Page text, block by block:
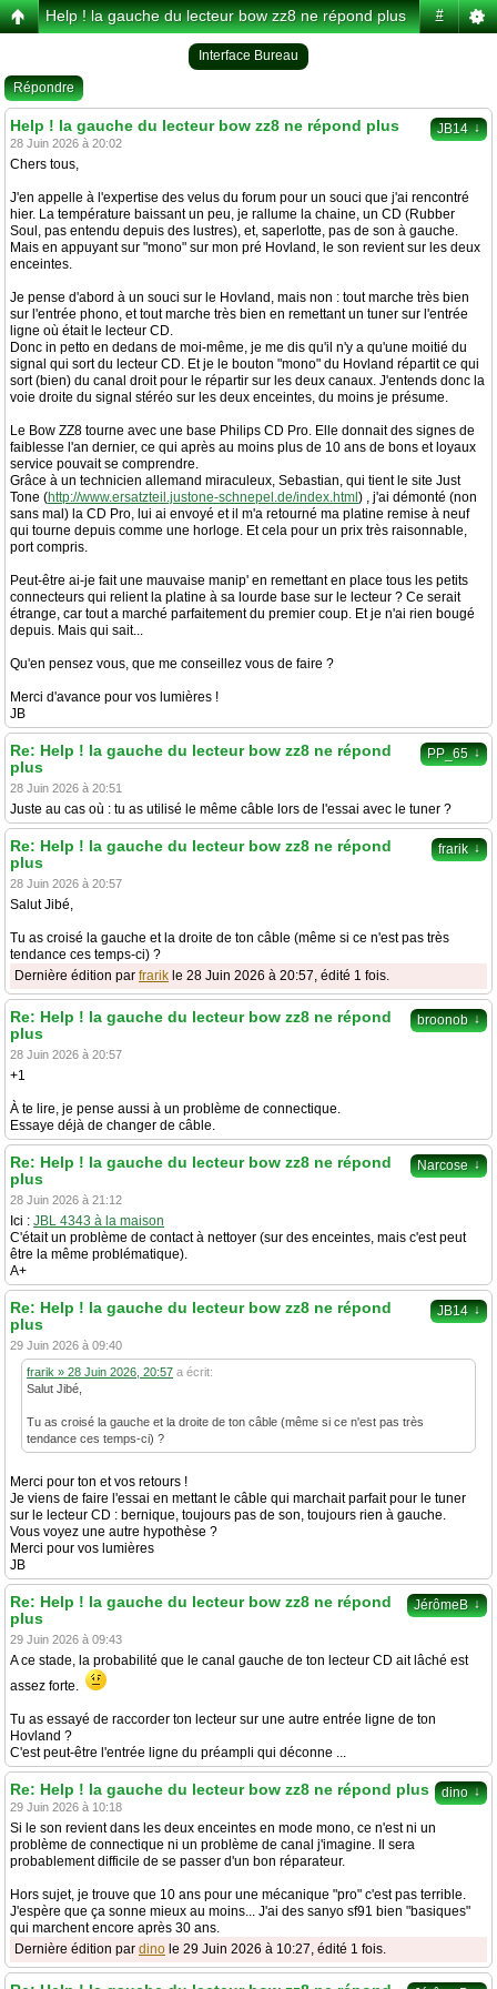
#
Help ! la gauche du lecteur bow zz8 ne répond plus
Interface Bureau
Répondre
JB14 ↓
Help ! la gauche du lecteur bow zz8 ne répond plus
28 Juin 2026 à 20:02
Chers tous,
J'en appelle à l'expertise des velus du forum pour un souci que j'ai rencontré
hier. La température baissant un peu, je rallume la chaine, un CD (Rubber
Soul, pas entendu depuis des lustres), et, saperlotte, pas de son à gauche.
Mais en appuyant sur "mono" sur mon pré Hovland, le son revient sur les deux
enceintes.
Je pense d'abord à un souci sur le Hovland, mais non : tout marche très bien
sur l'entrée phono, et tout marche très bien en remettant un tuner sur l'entrée
ligne où était le lecteur CD.
Donc in petto en dedans de moi-même, je me dis qu'il n'y a qu'une moitié du
signal qui sort du lecteur CD. Et je le bouton "mono" du Hovland répartit ce qui
sort (bien) du canal droit pour le répartir sur les deux canaux. J'entends donc la
voie droite du signal stéréo sur les deux enceintes, du moins je présume.
Le Bow ZZ8 tourne avec une base Philips CD Pro. Elle donnait des signes de
faiblesse l'an dernier, ce qui après au moins plus de 10 ans de bons et loyaux
service pouvait se comprendre.
Grâce à un technicien allemand miraculeux, Sebastian, qui tient le site Just
Tone (http://www.ersatzteil.justone-schnepel.de/index.html ) , j'ai démonté (non
sans mal) la CD Pro, lui ai envoyé et il m'a retourné ma platine remise à neuf
qui tourne depuis comme une horloge. Et cela pour un prix très raisonnable,
port compris.
Peut-être ai-je fait une mauvaise manip' en remettant en place tous les petits
connecteurs qui relient la platine à sa lourde base sur le lecteur ? Ce serait
étrange, car tout a marché parfaitement du premier coup. Et je n'ai rien bougé
depuis. Mais qui sait...
Qu'en pensez vous, que me conseillez vous de faire ?
Merci d'avance pour vos lumières !
JB
PP_65 ↓
Re: Help ! la gauche du lecteur bow zz8 ne répond
plus
28 Juin 2026 à 20:51
Juste au cas où : tu as utilisé le même câble lors de l'essai avec le tuner ?
frarik ↓
Re: Help ! la gauche du lecteur bow zz8 ne répond
plus
28 Juin 2026 à 20:57
Salut Jibé,
Tu as croisé la gauche et la droite de ton câble (même si ce n'est pas très
tendance ces temps-ci) ?
Dernière édition par frarik le 28 Juin 2026 à 20:57, édité 1 fois.
broonob ↓
Re: Help ! la gauche du lecteur bow zz8 ne répond
plus
28 Juin 2026 à 20:57
+1
À te lire, je pense aussi à un problème de connectique.
Essaye déjà de changer de câble.
Narcose ↓
Re: Help ! la gauche du lecteur bow zz8 ne répond
plus
28 Juin 2026 à 21:12
Ici : JBL 4343 à la maison
C'était un problème de contact à nettoyer (sur des enceintes, mais c'est peut
être la même problématique).
A+
JB14 ↓
Re: Help ! la gauche du lecteur bow zz8 ne répond
plus
29 Juin 2026 à 09:40
frarik » 28 Juin 2026, 20:57 a écrit:
Salut Jibé,
Tu as croisé la gauche et la droite de ton câble (même si ce n'est pas très
tendance ces temps-ci) ?
Merci pour ton et vos retours !
Je viens de faire l'essai en mettant le câble qui marchait parfait pour le tuner
sur le lecteur CD : bernique, toujours pas de son, toujours rien à gauche.
Vous voyez une autre hypothèse ?
Merci pour vos lumières
JB
JérômeB ↓
Re: Help ! la gauche du lecteur bow zz8 ne répond
plus
29 Juin 2026 à 09:43
A ce stade, la probabilité que le canal gauche de ton lecteur CD ait lâché est
assez forte.
Tu as essayé de raccorder ton lecteur sur une autre entrée ligne de ton
Hovland ?
C'est peut-être l'entrée ligne du préampli qui déconne ...
dino ↓
Re: Help ! la gauche du lecteur bow zz8 ne répond plus
29 Juin 2026 à 10:18
Si le son revient dans les deux enceintes en mode mono, ce n'est ni un
problème de connectique ni un problème de canal j'imagine. Il sera
probablement difficile de se passer d'un bon réparateur.
Hors sujet, je trouve que 10 ans pour une mécanique "pro" c'est pas terrible.
J'espère que ça sonne mieux au moins... J'ai des sanyo sf91 bien "basiques"
qui marchent encore après 30 ans.
Dernière édition par dino le 29 Juin 2026 à 10:27, édité 1 fois.